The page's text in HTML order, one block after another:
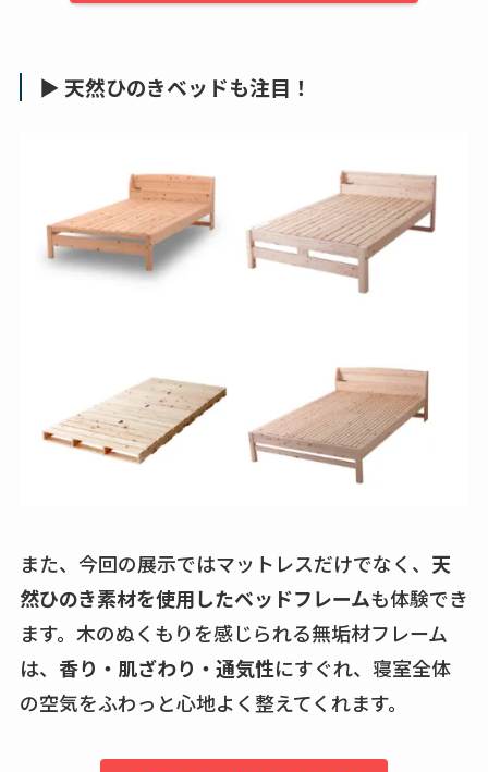
▶ 天然ひのきベッドも注目！
また、今回の展示ではマットレスだけでなく、 天
然ひのき素材を使用したベッドフレームも体験でき
ます。木のぬくもりを感じられる無垢材フレーム
は、 香り・肌ざわり・通気性にすぐれ、寝室全体
の空気をふわっと心地よく整えてくれます。